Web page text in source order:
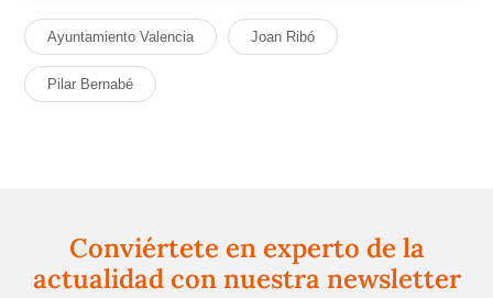
Ayuntamiento Valencia Joan Ribó
Pilar Bernabé
Conviértete en experto de la
actualidad con nuestra newsletter